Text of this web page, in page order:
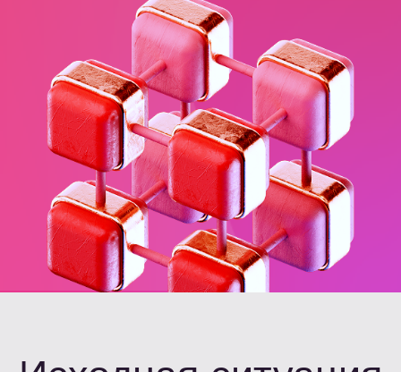
Исходная ситуация
SEO-вебмастер работал с достаточно
крупным сайтом, основной источник
пользователей — органический трафик
из поиска. Сайт стабильно собирал
аудиторию по финансовым запросам,
но возникла типичная для SEO проблема:
пользователи заходили на страницы,
просматривали офферы и уходили без
дальнейшего взаимодействия. Трафик
продолжал расти, позиции в поиске были
стабильными, но монетизация уперлась
в потолок. Увеличивать объем SEO-трафика
становилось все дороже и дольше